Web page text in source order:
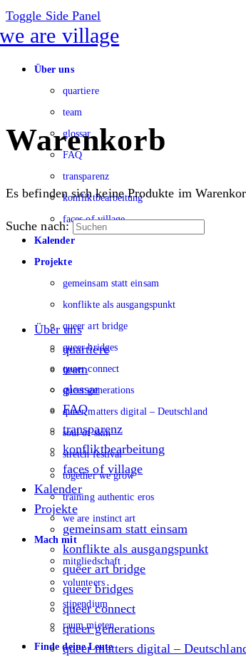
Toggle Side Panel
Über uns
quartiere
team
glossar
FAQ
transparenz
konfliktbearbeitung
faces of village
Kalender
Projekte
gemeinsam statt einsam
konflikte als ausgangspunkt
queer art bridge
queer bridges
queer connect
queer generations
queer matters digital – Deutschland
soul of skin
stretch festival
together we grow
training authentic eros
we are instinct art
Mach mit
mitgliedschaft
volunteers
stipendium
raum mieten
Finde deine Leute
Warenkorb
Es befinden sich keine Produkte im
Suche nach:
Über uns
quartiere
team
glossar
FAQ
transparenz
konfliktbearbeitung
faces of village
Kalender
Projekte
gemeinsam statt einsam
konflikte als ausgangspunkt
queer art bridge
queer bridges
queer connect
queer generations
queer matters digital –